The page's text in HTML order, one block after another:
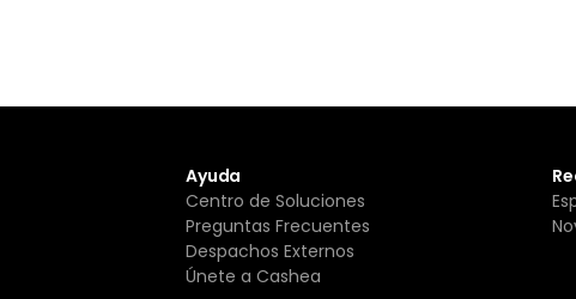
Ayuda
Centro de Soluciones
Preguntas Frecuentes
Despachos Externos
Únete a Cashea